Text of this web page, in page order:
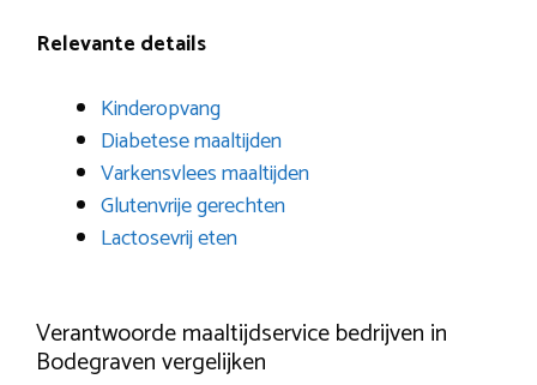
Relevante details
Kinderopvang
Diabetese maaltijden
Varkensvlees maaltijden
Glutenvrije gerechten
Lactosevrij eten
Verantwoorde maaltijdservice bedrijven in
Bodegraven vergelijken